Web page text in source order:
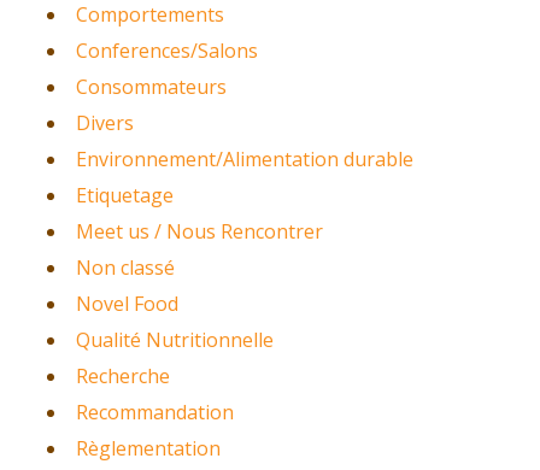
Comportements
Conferences/Salons
Consommateurs
Divers
Environnement/Alimentation durable
Etiquetage
Meet us / Nous Rencontrer
Non classé
Novel Food
Qualité Nutritionnelle
Recherche
Recommandation
Règlementation